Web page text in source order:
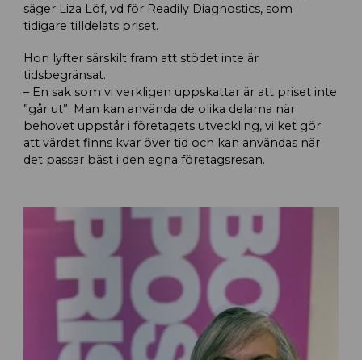
säger Liza Löf, vd för Readily Diagnostics, som
tidigare tilldelats priset.
Hon lyfter särskilt fram att stödet inte är
tidsbegränsat.
– En sak som vi verkligen uppskattar är att priset inte
”går ut”. Man kan använda de olika delarna när
behovet uppstår i företagets utveckling, vilket gör
att värdet finns kvar över tid och kan användas när
det passar bäst i den egna företagsresan.